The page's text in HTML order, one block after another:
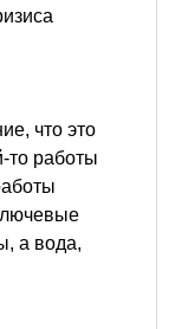
что это
то работы
а вода,